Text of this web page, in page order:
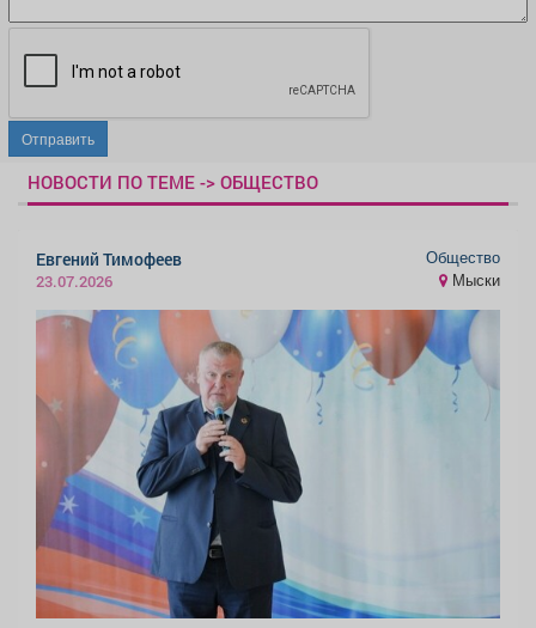
Отправить
НОВОСТИ ПО ТЕМЕ -> ОБЩЕСТВО
Евгений Тимофеев
23.07.2026
Общество
Мыски